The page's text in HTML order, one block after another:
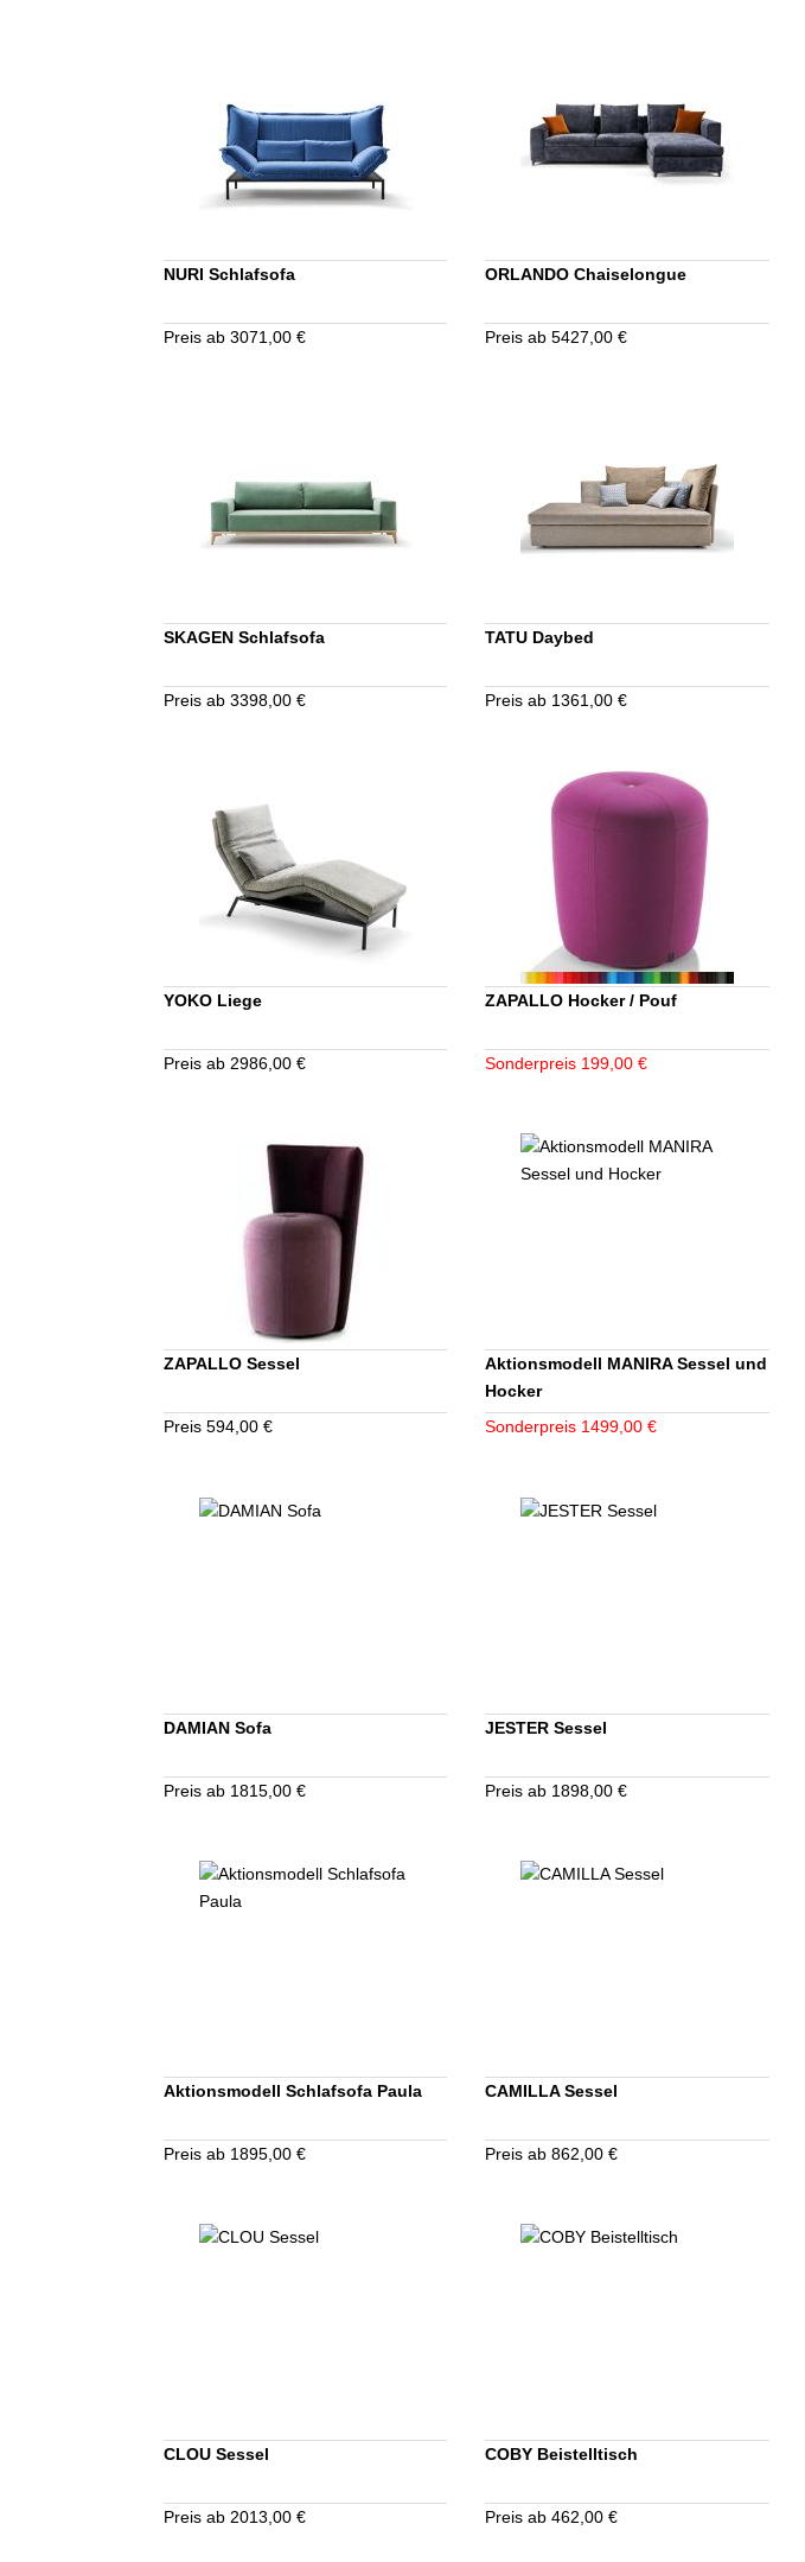
NURI Schlafsofa
Preis ab 3071,00 €
ORLANDO Chaiselongue
Preis ab 5427,00 €
SKAGEN Schlafsofa
Preis ab 3398,00 €
TATU Daybed
Preis ab 1361,00 €
YOKO Liege
Preis ab 2986,00 €
ZAPALLO Hocker / Pouf
Sonderpreis 199,00 €
ZAPALLO Sessel
Preis 594,00 €
Aktionsmodell MANIRA Sessel und
Hocker
Sonderpreis 1499,00 €
DAMIAN Sofa
Preis ab 1815,00 €
JESTER Sessel
Preis ab 1898,00 €
Aktionsmodell Schlafsofa Paula
Preis ab 1895,00 €
CAMILLA Sessel
Preis ab 862,00 €
CLOU Sessel
Preis ab 2013,00 €
COBY Beistelltisch
Preis ab 462,00 €